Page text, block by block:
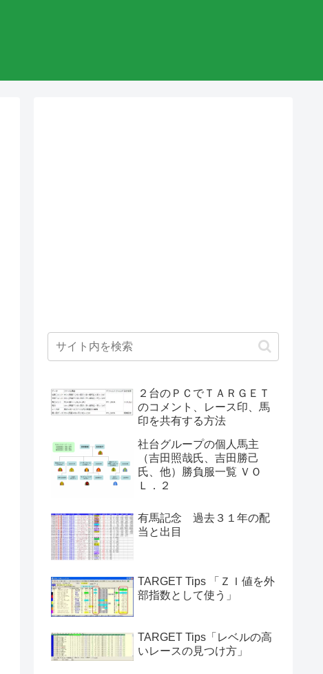
２台のＰＣでＴＡＲＧＥＴ
のコメント、レース印、馬
印を共有する方法
社台グループの個人馬主
（吉田照哉氏、吉田勝己
氏、他）勝負服一覧 ＶＯ
Ｌ．２
有馬記念 過去３１年の配
当と出目
TARGET Tips 「ＺＩ値を外
部指数として使う」
TARGET Tips「レベルの高
いレースの見つけ方」